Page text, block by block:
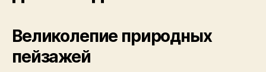
Великолепие природных
пейзажей